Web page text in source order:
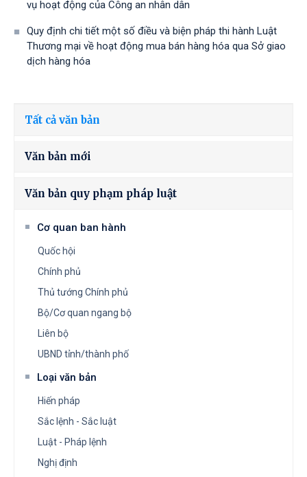
vụ hoạt động của Công an nhân dân
Quy định chi tiết một số điều và biện pháp thi hành Luật
Thương mại về hoạt động mua bán hàng hóa qua Sở giao
dịch hàng hóa
Tất cả văn bản
Văn bản mới
Văn bản quy phạm pháp luật
Cơ quan ban hành
Quốc hội
Chính phủ
Thủ tướng Chính phủ
Bộ/Cơ quan ngang bộ
Liên bộ
UBND tỉnh/thành phố
Loại văn bản
Hiến pháp
Sắc lệnh - Sắc luật
Luật - Pháp lệnh
Nghị định